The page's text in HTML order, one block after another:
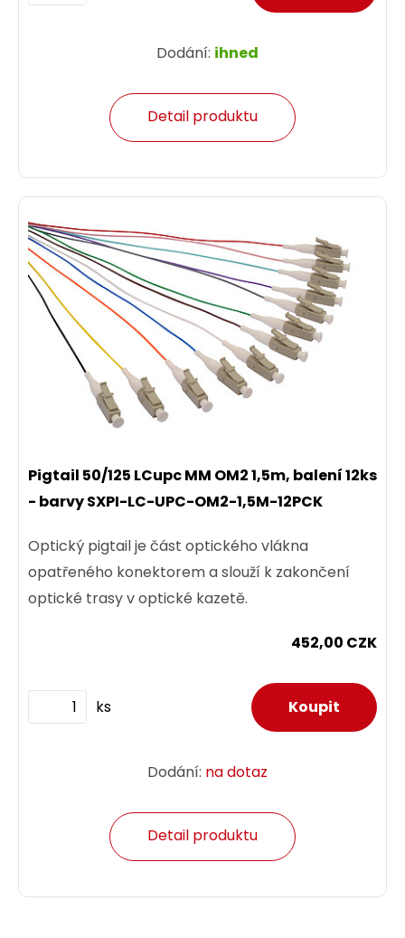
Dodání: ihned
Detail produktu
Pigtail 50/125 LCupc MM OM2 1,5m, balení 12ks
- barvy SXPI-LC-UPC-OM2-1,5M-12PCK
Optický pigtail je část optického vlákna
opatřeného konektorem a slouží k zakončení
optické trasy v optické kazetě.
452,00 CZK
ks
Dodání: na dotaz
Detail produktu